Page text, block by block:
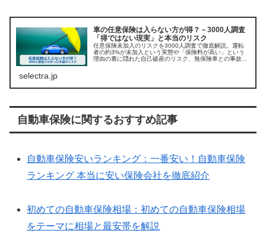
車の任意保険は入らない方が得？－3000人調査
「得ではない現実」と本当のリスク
任意保険未加入のリスクを3000人調査で徹底解説。運転
者の約3%が未加入という実態や「保険料が高い」という
理由の裏に隠れた自己破産のリスク、無保険車との事故へ
selectra.jp
自動車保険に関するおすすめ記事
自動車保険安いランキング：一番安い！自動車保険
ランキング 本当に安い保険会社を徹底紹介
初めての自動車保険相場：初めての自動車保険相場
をテーマに相場と最安帯を解説